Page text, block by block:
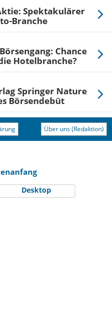
Spektakulärer
Branche
Chance
Hotelbranche?
Springer Nature
Börsendebüt
Über uns (Redaktion)
Desktop